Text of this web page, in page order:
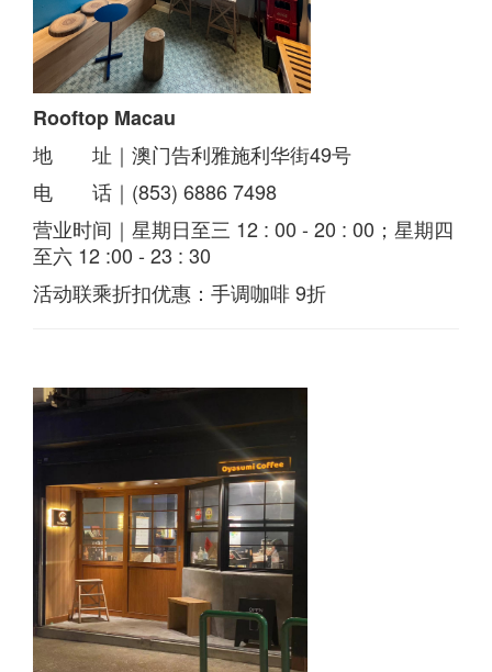
Rooftop Macau
地 址｜澳门告利雅施利华街49号
电 话｜(853) 6886 7498
营业时间｜星期日至三 12 : 00 - 20 : 00；星期四
至六 12 :00 - 23 : 30
活动联乘折扣优惠：手调咖啡 9折